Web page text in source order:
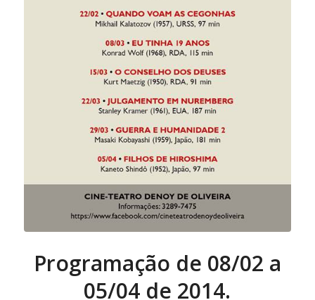
Programação de 08/02 a
05/04 de 2014.